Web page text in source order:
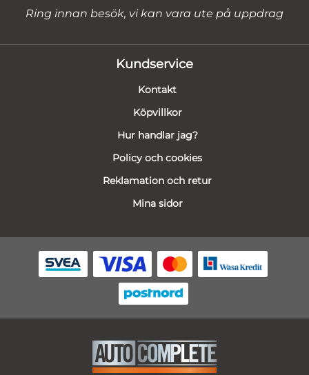
Ring innan besök, vi kan vara ute på uppdrag
Kundservice
Kontakt
Köpvillkor
Hur handlar jag?
Policy och cookies
Reklamation och retur
Mina sidor